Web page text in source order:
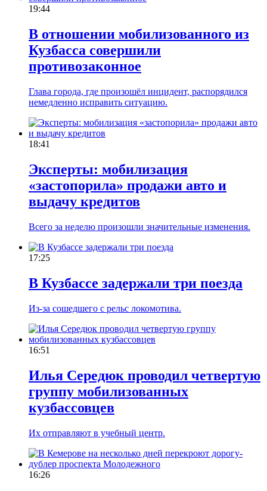
19:44
В отношении мобилизованного из
Кузбасса совершили
противозаконное
Глава города, где произошёл инцидент, распорядился
немедленно исправить ситуацию.
18:41
Эксперты: мобилизация
«застопорила» продажи авто и
выдачу кредитов
Всего за неделю произошли значительные изменения.
17:25
В Кузбассе задержали три поезда
Из-за сошедшего с рельс локомотива.
16:51
Илья Середюк проводил четвертую
группу мобилизованных
кузбассовцев
Их отправляют в учебный центр.
16:26